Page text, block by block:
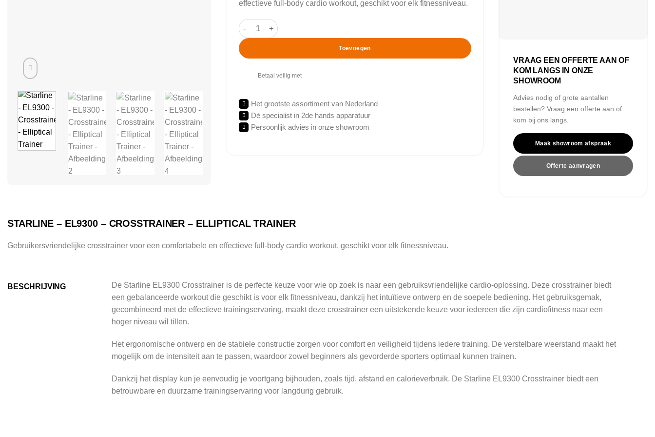
effectieve full-body cardio workout, geschikt voor elk fitnessniveau.
Starline - EL9300 - Crosstrainer - Elliptical Trainer aantal
Toevoegen
Betaal veilig met
Het grootste assortiment van Nederland
Dé specialist in 2de hands apparatuur
Persoonlijk advies in onze showroom
VRAAG EEN OFFERTE AAN OF
KOM LANGS IN ONZE
SHOWROOM
Advies nodig of grote aantallen
bestellen? Vraag een offerte aan of
kom bij ons langs.
Maak showroom afspraak
Offerte aanvragen
STARLINE – EL9300 – CROSSTRAINER – ELLIPTICAL TRAINER
Gebruikersvriendelijke crosstrainer voor een comfortabele en effectieve full-body cardio workout, geschikt voor elk fitnessniveau.
BESCHRIJVING
De Starline EL9300 Crosstrainer is de perfecte keuze voor wie op zoek is naar een gebruiksvriendelijke cardio-oplossing. Deze crosstrainer biedt
een gebalanceerde workout die geschikt is voor elk fitnessniveau, dankzij het intuïtieve ontwerp en de soepele bediening. Het gebruiksgemak,
gecombineerd met de effectieve trainingservaring, maakt deze crosstrainer een uitstekende keuze voor iedereen die zijn cardiofitness naar een
hoger niveau wil tillen.
Het ergonomische ontwerp en de stabiele constructie zorgen voor comfort en veiligheid tijdens iedere training. De verstelbare weerstand maakt het
mogelijk om de intensiteit aan te passen, waardoor zowel beginners als gevorderde sporters optimaal kunnen trainen.
Dankzij het display kun je eenvoudig je voortgang bijhouden, zoals tijd, afstand en calorieverbruik. De Starline EL9300 Crosstrainer biedt een
betrouwbare en duurzame trainingservaring voor langdurig gebruik.